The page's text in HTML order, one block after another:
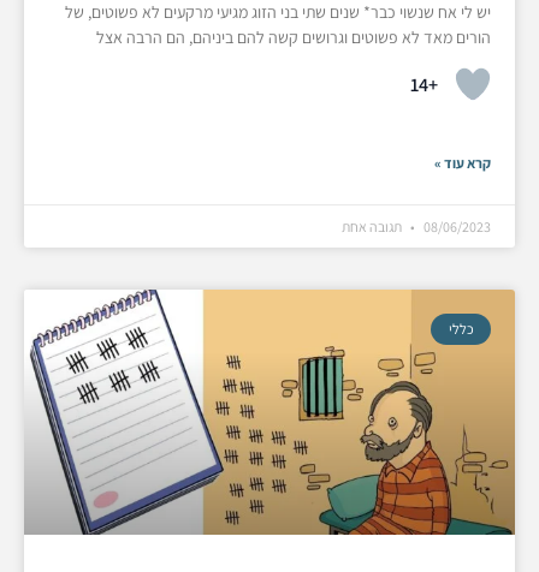
יש לי אח שנשוי כבר* שנים שתי בני הזוג מגיעי מרקעים לא פשוטים, של
הורים מאד לא פשוטים וגרושים קשה להם ביניהם, הם הרבה אצל
+14
קרא עוד »
08/06/2023 תגובה אחת
כללי